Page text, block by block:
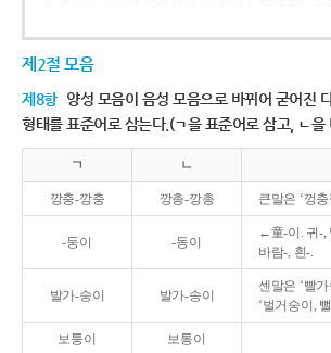
제2절 모음
제8항 양성 모음이 음성 모음으로 바뀌어 굳어진
형태를 표준어로 삼는다.(ㄱ을 표준어로 삼고, ㄴ을
ㄱ ㄴ
깡충-깡충 깡총-깡총 큰말은 ‘껑
-둥이 -동이
←童-이. 귀-,
바람-, 흰-.
발가-숭이 발가-송이
센말은 ‘빨
‘벌거숭이,
보퉁이 보통이